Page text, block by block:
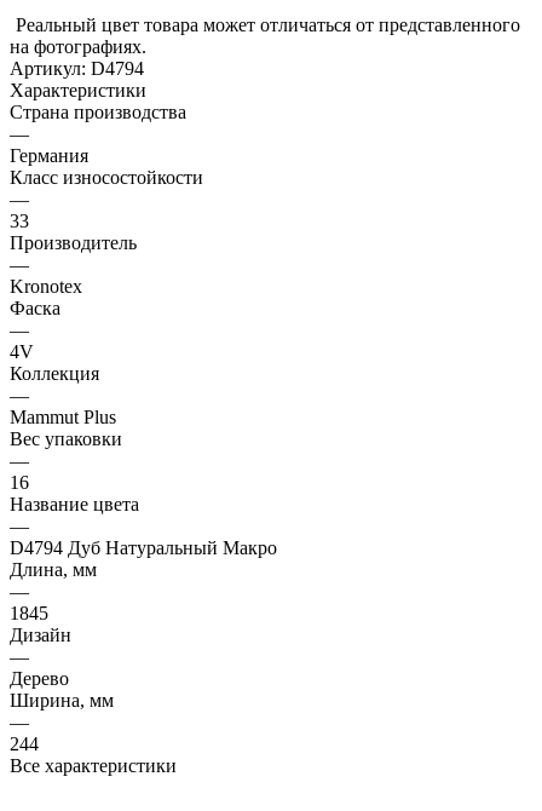
Реальный цвет товара может отличаться от представленного
на фотографиях.
Артикул: D4794
Характеристики
Страна производства
—
Германия
Класс износостойкости
—
33
Производитель
—
Kronotex
Фаска
—
4V
Коллекция
—
Mammut Plus
Вес упаковки
—
16
Название цвета
—
D4794 Дуб Натуральный Макро
Длина, мм
—
1845
Дизайн
—
Дерево
Ширина, мм
—
244
Все характеристики